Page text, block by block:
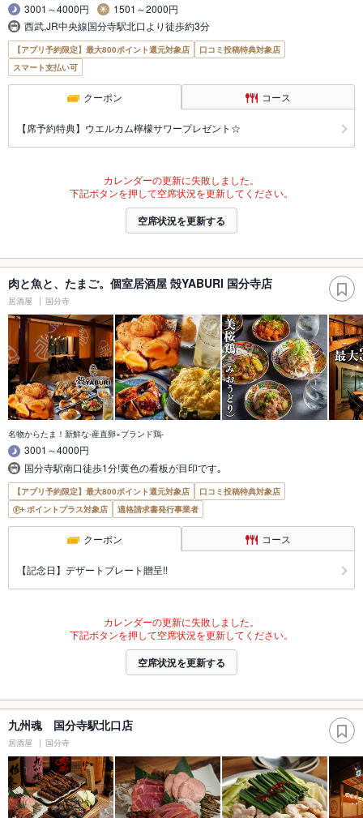
3001～4000円
1501～2000円
西武,JR中央線国分寺駅北口より徒歩約3分
【アプリ予約限定】最大800ポイント還元対象店
口コミ投稿特典対象店
スマート支払い可
クーポン コース
【席予約特典】ウエルカム檸檬サワープレゼント☆
カレンダーの更新に失敗しました。
下記ボタンを押して空席状況を更新してください。
空席状況を更新する
肉と魚と、たまご。個室居酒屋 殻YABURI 国分寺店
居酒屋 国分寺
名物からたま！新鮮な-産直卵×ブランド鶏-
3001～4000円
国分寺駅南口徒歩1分!黄色の看板が目印です｡
【アプリ予約限定】最大800ポイント還元対象店
口コミ投稿特典対象店
ポイントプラス対象店
適格請求書発行事業者
クーポン コース
【記念日】デザートプレート贈呈!!
カレンダーの更新に失敗しました。
下記ボタンを押して空席状況を更新してください。
空席状況を更新する
九州魂 国分寺駅北口店
居酒屋 国分寺